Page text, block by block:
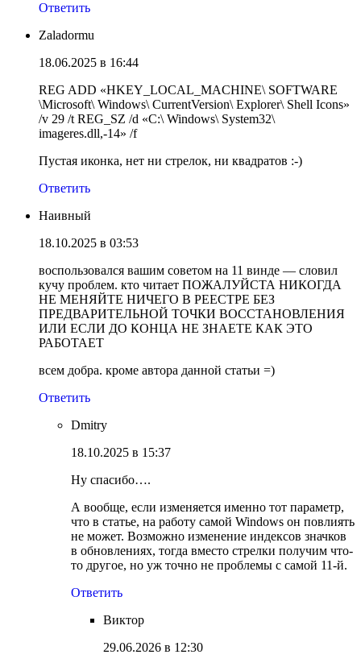
Ответить
Zaladormu
18.06.2025 в 16:44
REG ADD «HKEY_LOCAL_MACHINE\ SOFTWARE
\Microsoft\ Windows\ CurrentVersion\ Explorer\ Shell Icons»
/v 29 /t REG_SZ /d «C:\ Windows\ System32\
imageres.dll,-14» /f
Пустая иконка, нет ни стрелок, ни квадратов :-)
Ответить
Наивный
18.10.2025 в 03:53
воспользовался вашим советом на 11 винде — словил
кучу проблем. кто читает ПОЖАЛУЙСТА НИКОГДА
НЕ МЕНЯЙТЕ НИЧЕГО В РЕЕСТРЕ БЕЗ
ПРЕДВАРИТЕЛЬНОЙ ТОЧКИ ВОССТАНОВЛЕНИЯ
ИЛИ ЕСЛИ ДО КОНЦА НЕ ЗНАЕТЕ КАК ЭТО
РАБОТАЕТ
всем добра. кроме автора данной статьи =)
Ответить
Dmitry
18.10.2025 в 15:37
Ну спасибо….
А вообще, если изменяется именно тот параметр,
что в статье, на работу самой Windows он повлиять
не может. Возможно изменение индексов значков
в обновлениях, тогда вместо стрелки получим что-
то другое, но уж точно не проблемы с самой 11-й.
Ответить
Виктор
29.06.2026 в 12:30